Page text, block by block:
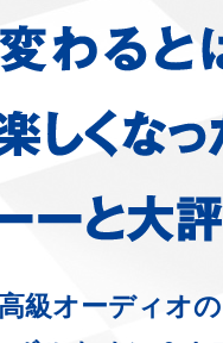
級オーディオ